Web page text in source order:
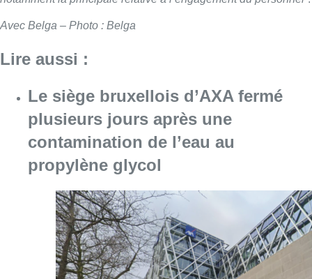
Avec Belga – Photo : Belga
Lire aussi :
Le siège bruxellois d’AXA fermé
plusieurs jours après une
contamination de l’eau au
propylène glycol